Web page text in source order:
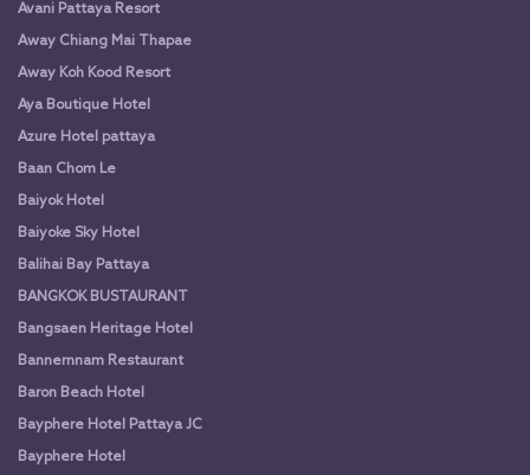
Avani Pattaya Resort
Away Chiang Mai Thapae
Away Koh Kood Resort
Aya Boutique Hotel
Azure Hotel pattaya
Baan Chom Le
Baiyok Hotel
Baiyoke Sky Hotel
Balihai Bay Pattaya
BANGKOK BUSTAURANT
Bangsaen Heritage Hotel
Bannernnam Restaurant
Baron Beach Hotel
Bayphere Hotel Pattaya JC
Bayphere Hotel